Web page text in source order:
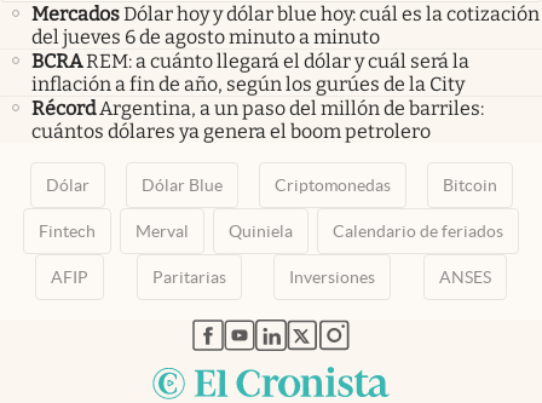
MercadosDólar hoy y dólar blue hoy: cuál es la cotización
del jueves 6 de agosto minuto a minuto
BCRAREM: a cuánto llegará el dólar y cuál será la
inflación a fin de año, según los gurúes de la City
Récord Argentina, a un paso del millón de barriles:
cuántos dólares ya genera el boom petrolero
Dólar Dólar Blue Criptomonedas Bitcoin
Fintech Merval Quiniela Calendario de feriados
AFIP Paritarias Inversiones ANSES
abre en nueva pestaña
abre en nueva pestaña
abre en nueva pestaña
abre en nueva pestaña
abre en nueva pestaña